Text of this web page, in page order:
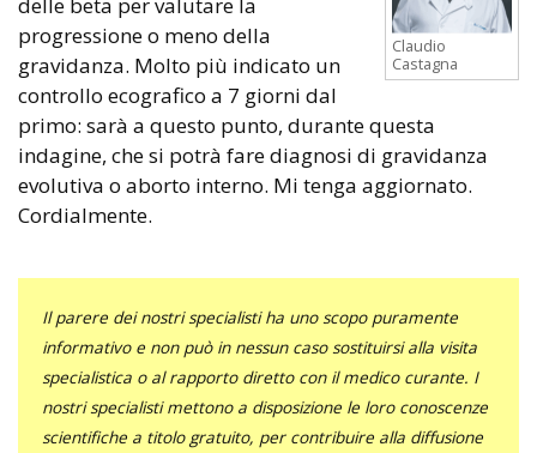
Claudio
Castagna
progressione o meno della
gravidanza. Molto più indicato un
controllo ecografico a 7 giorni dal
primo: sarà a questo punto, durante questa
indagine, che si potrà fare diagnosi di gravidanza
evolutiva o aborto interno. Mi tenga aggiornato.
Cordialmente.
Il parere dei nostri specialisti ha uno scopo puramente
informativo e non può in nessun caso sostituirsi alla visita
specialistica o al rapporto diretto con il medico curante. I
nostri specialisti mettono a disposizione le loro conoscenze
scientifiche a titolo gratuito, per contribuire alla diffusione